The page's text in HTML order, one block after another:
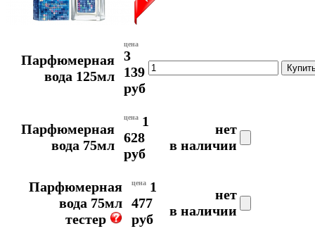
Парфюмерная
вода 125мл
цена
3
139
руб
Парфюмерная
вода 75мл
цена 1
628
руб
нет
в наличии
Парфюмерная
вода 75мл
тестер
цена 1
477
руб
нет
в наличии